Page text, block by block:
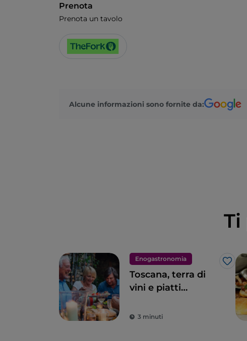
Prenota
Prenota un tavolo
Alcune informazioni sono fornite da:
Enogastronomia
Like
Toscana, terra di
vini e piatti
3 minuti